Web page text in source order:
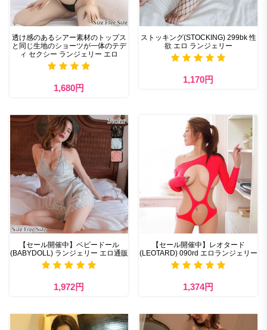
透け感のあるシアー素材のトップス
と同じ生地のショーツが一体のテデ
ィ セクシー ランジェリー エロ
1,680円
ストッキング(STOCKING) 299bk 性
欲 エロ ランジェリー
1,170円
【セール開催中】ベビードール
(BABYDOLL) ランジェリー エロ通販
1,972円
【セール開催中】レオタード
(LEOTARD) 090rd エロランジェリー
1,374円